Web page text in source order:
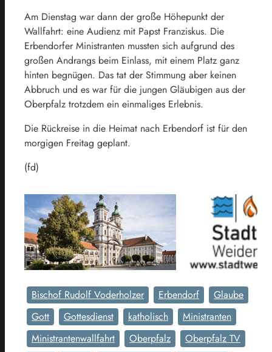
Am Dienstag war dann der große Höhepunkt der
Wallfahrt: eine Audienz mit Papst Franziskus. Die
Erbendorfer Ministranten mussten sich aufgrund des
großen Andrangs beim Einlass, mit einem Platz ganz
hinten begnügen. Das tat der Stimmung aber keinen
Abbruch und es war für die jungen Gläubigen aus der
Oberpfalz trotzdem ein einmaliges Erlebnis.
Die Rückreise in die Heimat nach Erbendorf ist für den
morgigen Freitag geplant.
(fd)
Bischof Rudolf Voderholzer Erbendorf
Glaube
Gott
Gottesdienst katholisch
Ministranten
Ministrantenwallfahrt
Oberpfalz
Oberpfalz TV